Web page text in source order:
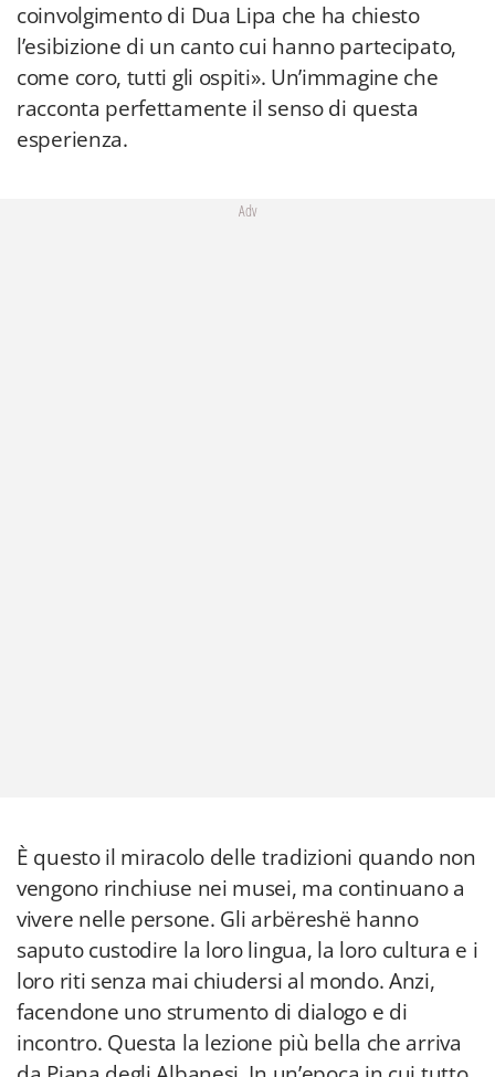
coinvolgimento di Dua Lipa che ha chiesto
l’esibizione di un canto cui hanno partecipato,
come coro, tutti gli ospiti». Un’immagine che
racconta perfettamente il senso di questa
esperienza.
Adv
È questo il miracolo delle tradizioni quando non
vengono rinchiuse nei musei, ma continuano a
vivere nelle persone. Gli arbëreshë hanno
saputo custodire la loro lingua, la loro cultura e i
loro riti senza mai chiudersi al mondo. Anzi,
facendone uno strumento di dialogo e di
incontro. Questa la lezione più bella che arriva